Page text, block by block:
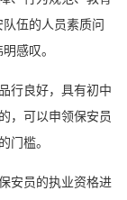
伍的人员素质问
感叹。
行良好，具有初中
，可以申领保安员
门槛。
安员的执业资格进